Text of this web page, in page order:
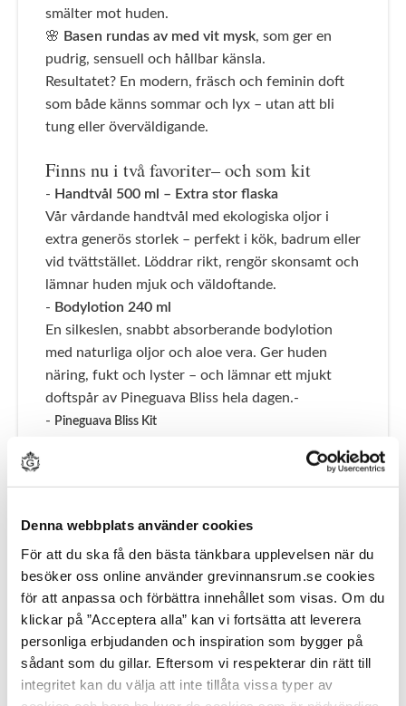
Denna webbplats använder cookies
För att du ska få den bästa tänkbara upplevelsen när du
besöker oss online använder grevinnansrum.se cookies
för att anpassa och förbättra innehållet som visas. Om du
klickar på ”Acceptera alla” kan vi fortsätta att leverera
personliga erbjudanden och inspiration som bygger på
sådant som du gillar. Eftersom vi respekterar din rätt till
integritet kan du välja att inte tillåta vissa typer av
smälter mot huden.
🌸 Basen rundas av med vit mysk, som ger en
pudrig, sensuell och hållbar känsla.
Resultatet? En modern, fräsch och feminin doft
som både känns sommar och lyx – utan att bli
tung eller överväldigande.
Finns nu i två favoriter– och som kit
- Handtvål 500 ml – Extra stor flaska
Vår vårdande handtvål med ekologiska oljor i
extra generös storlek – perfekt i kök, badrum eller
vid tvättstället. Löddrar rikt, rengör skonsamt och
lämnar huden mjuk och väldoftande.
- Bodylotion 240 ml
En silkeslen, snabbt absorberande bodylotion
med naturliga oljor och aloe vera. Ger huden
näring, fukt och lyster – och lämnar ett mjukt
doftspår av Pineguava Bliss hela dagen.-
- Pineguava Bliss Kit
innehåller både handtvålen och bodylotionen –
till ett förmånligt paketpris. Perfekt att unna sig
Begränsad upplaga
Pineguava Bliss finns bara i en begränsad upplaga
– när de är slut, är de slut. Välkommen att njuta
av din sommar i doftform.
👉Upptäck Pineguava Bliss här
Nyheter & Kampanjer Tvål